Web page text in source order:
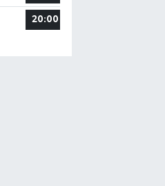
20:00